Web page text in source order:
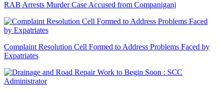
RAB Arrests Murder Case Accused from Companiganj
Complaint Resolution Cell Formed to Address Problems Faced by
Expatriates